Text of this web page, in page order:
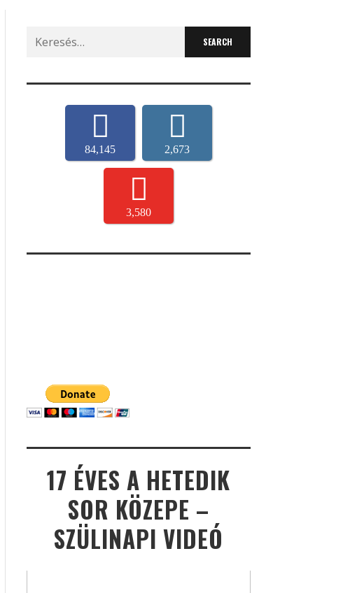
Search
for:
84,145 2,673
3,580
17 ÉVES A HETEDIK
SOR KÖZEPE –
SZÜLINAPI VIDEÓ